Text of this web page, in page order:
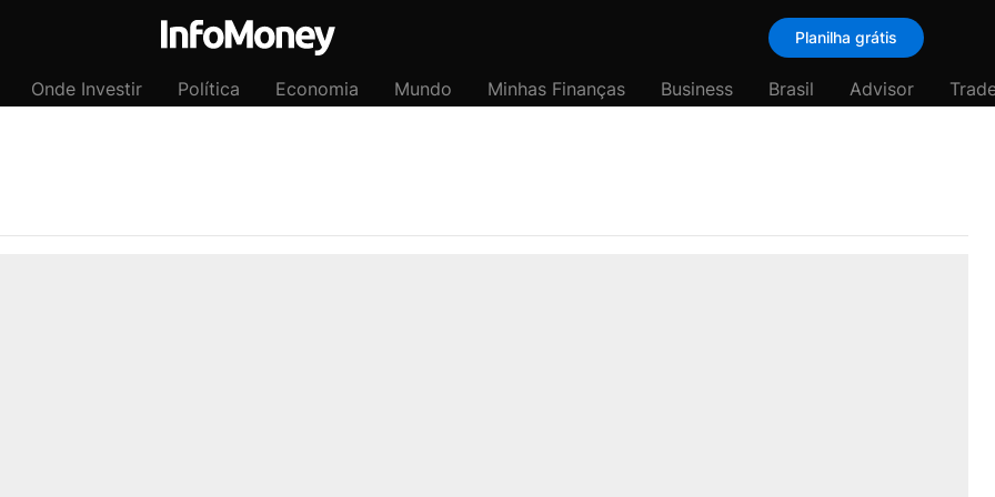
Planilha grátis
Onde Investir Política Economia Mundo Minhas Finanças Business Brasil Advisor